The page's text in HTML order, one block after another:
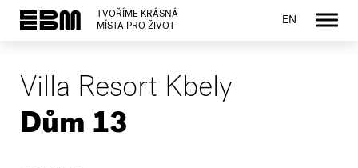
TVOŘÍME KRÁSNÁ
MÍSTA PRO ŽIVOT
EN
Villa Resort Kbely
Dům 13